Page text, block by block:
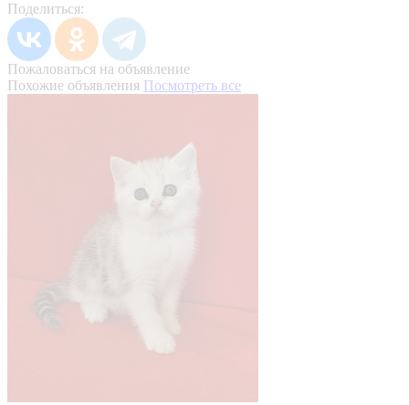
Поделиться:
Пожаловаться на объявление
Похожие объявления Посмотреть все